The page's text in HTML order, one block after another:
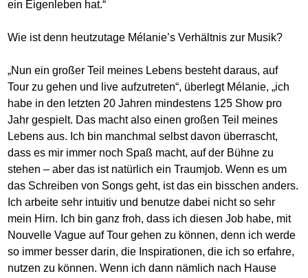
ein Eigenleben hat.“
Wie ist denn heutzutage Mélanie’s Verhältnis zur Musik?
„Nun ein großer Teil meines Lebens besteht daraus, auf
Tour zu gehen und live aufzutreten“, überlegt Mélanie, „ich
habe in den letzten 20 Jahren mindestens 125 Show pro
Jahr gespielt. Das macht also einen großen Teil meines
Lebens aus. Ich bin manchmal selbst davon überrascht,
dass es mir immer noch Spaß macht, auf der Bühne zu
stehen – aber das ist natürlich ein Traumjob. Wenn es um
das Schreiben von Songs geht, ist das ein bisschen anders.
Ich arbeite sehr intuitiv und benutze dabei nicht so sehr
mein Hirn. Ich bin ganz froh, dass ich diesen Job habe, mit
Nouvelle Vague auf Tour gehen zu können, denn ich werde
so immer besser darin, die Inspirationen, die ich so erfahre,
nutzen zu können. Wenn ich dann nämlich nach Hause